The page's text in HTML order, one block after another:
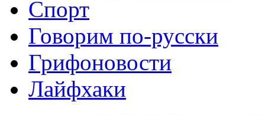
Спорт
Говорим по-русски
Грифоновости
Лайфхаки